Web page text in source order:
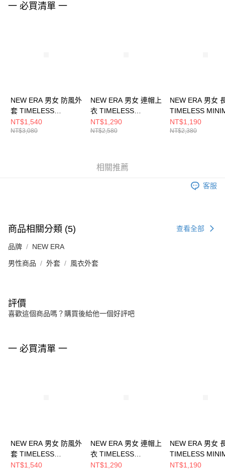
４．使用「AFTEE先享後付」時，將依據個別帳號之用戶狀況，依本公司即
一 必買清單 一
NEW ERA 男女 防風外
套 TIMELESS
MINIMAL 紐約洋基
NE14418227
NT$1,540
NT$3,080
NEW ERA 男女 連帽上
衣 TIMELESS
MINIMAL 紐約洋基
NE14418245
NT$1,290
NT$2,580
NEW ERA 男女
TIMELESS
NE14418242
NT$1,190
NT$2,380
相關推薦
客服
商品相關分類 (5) 查看全部
品牌 NEW ERA
男性商品 外套 風衣外套
評價
喜歡這個商品嗎？購買後給他一個好評吧
一 必買清單 一
NEW ERA 男女 防風外
套 TIMELESS
MINIMAL 紐約洋基
NT$1,540
NEW ERA 男女 連帽上
衣 TIMELESS
MINIMAL 紐約洋基
NT$1,290
NEW ERA 男女
TIMELESS
NE14418242
NT$1,190